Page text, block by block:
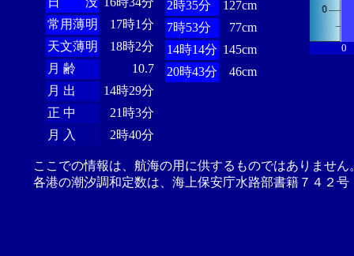
常用薄明
17時1分
天文薄明
18時2分
月 齢
10.7
月 出
14時29分
正 中
21時3分
月 入
2時40分
2時35分
127cm
7時53分
77cm
14時14分 145cm
20時43分
46cm
0
ここでの情報は、航海の用に供するものではありませ
各港の潮汐調和定数は、海上保安庁水路部書籍７４２